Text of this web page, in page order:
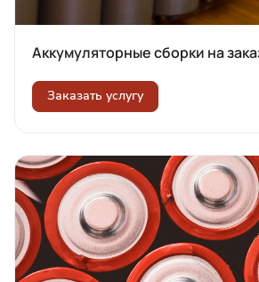
Аккумуляторные сборки на
Заказать услугу